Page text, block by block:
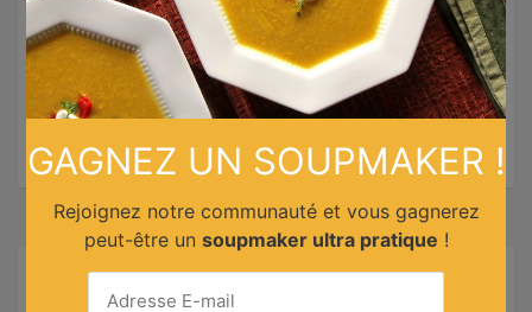
Mediterranéenne
Catégorie : Plats principaux
Niveau :
GAGNEZ UN SOUPMAKER !
Rejoignez notre communauté et vous gagnerez
peut-être un soupmaker ultra pratique !